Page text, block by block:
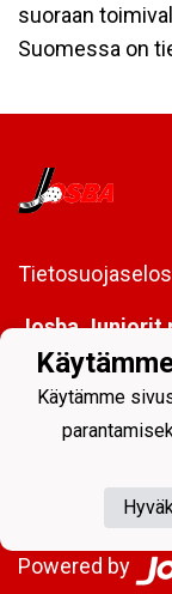
suoraan
Suomessa on
Josba Juniorit
PL 128
80101 Joensuu
Powered by
Käytämme